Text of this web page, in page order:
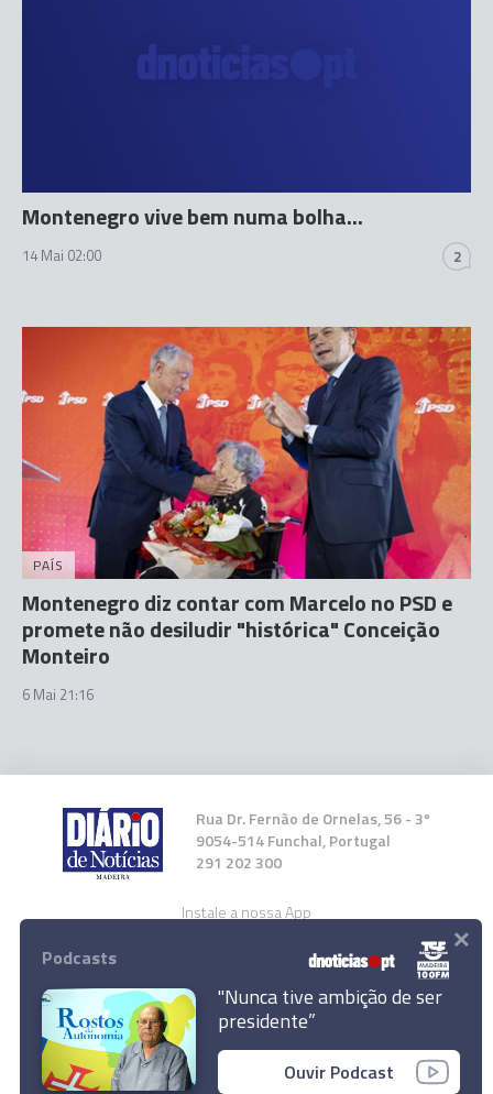
Montenegro vive bem numa bolha...
14 Mai 02:00 2
PAÍS
Montenegro diz contar com Marcelo no PSD e
promete não desiludir "histórica" Conceição
Monteiro
6 Mai 21:16
Rua Dr. Fernão de Ornelas, 56 - 3º
9054-514 Funchal, Portugal
291 202 300
Instale a nossa App
© 2026 Empresa Diário de Notícias, Lda.
Todos os direitos reservados.
Podcasts
"Nunca tive ambição de ser
presidente”
Ouvir Podcast
×